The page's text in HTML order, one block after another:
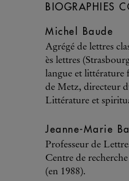
BIOGRAPHIES
Michel Baude
Agrégé de lettres
ès lettres
langue et littérature
de Metz, directeur
Littérature et
Jeanne-Marie
Professeur de
Centre de
(en 1988).